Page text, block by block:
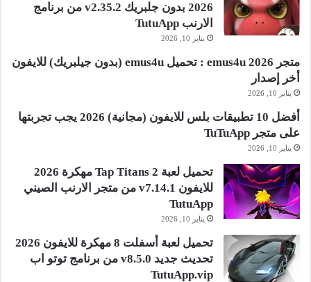
2026 بدون جلبريك v2.35.2 من برنامج
الارنب TutuApp
يناير 10, 2026
متجر emus4u 2026 : تحميل emus4u (بدون جيلبريك) للايفون
أخر إصدار
يناير 10, 2026
أفضل 10 تطبيقات بلس للايفون (مجانية) 2026 يجب تجربتها
على متجر TuTuApp
يناير 10, 2026
تحميل لعبة Tap Titans 2 مهكرة 2026
للايفون v7.14.1 من متجر الارنب الصيني
TutuApp
يناير 10, 2026
تحميل لعبة أسفلت 8 مهكرة للايفون 2026
تحديث جديد v8.5.0 من برنامج توتو اب
TutuApp.vip